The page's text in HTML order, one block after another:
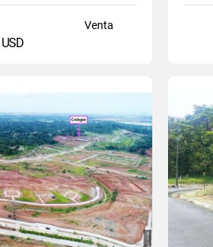
Venta
USD